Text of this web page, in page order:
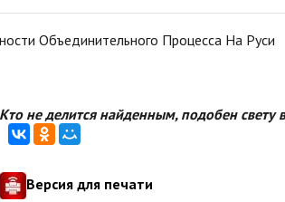
Объединительного Процесса На Руси
Кто не делится найденным, подобен свету
Версия для печати